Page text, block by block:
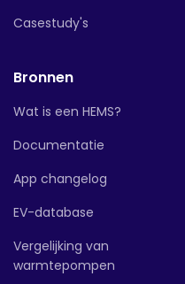
Casestudy's
Bronnen
Wat is een HEMS?
Documentatie
App changelog
EV-database
Vergelijking van
warmtepompen